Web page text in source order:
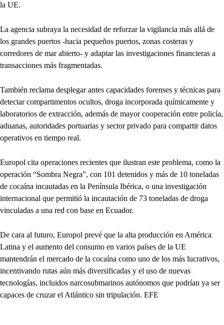
la UE.
La agencia subraya la necesidad de reforzar la vigilancia más allá de
los grandes puertos -hacia pequeños puertos, zonas costeras y
corredores de mar abierto- y adaptar las investigaciones financieras a
transacciones más fragmentadas.
También reclama desplegar antes capacidades forenses y técnicas para
detectar compartimentos ocultos, droga incorporada químicamente y
laboratorios de extracción, además de mayor cooperación entre policía,
aduanas, autoridades portuarias y sector privado para compartir datos
operativos en tiempo real.
Europol cita operaciones recientes que ilustran este problema, como la
operación “Sombra Negra”, con 101 detenidos y más de 10 toneladas
de cocaína incautadas en la Península Ibérica, o una investigación
internacional que permitió la incautación de 73 toneladas de droga
vinculadas a una red con base en Ecuador.
De cara al futuro, Europol prevé que la alta producción en América
Latina y el aumento del consumo en varios países de la UE
mantendrán el mercado de la cocaína como uno de los más lucrativos,
incentivando rutas aún más diversificadas y el uso de nuevas
tecnologías, incluidos narcosubmarinos autónomos que podrían ya ser
capaces de cruzar el Atlántico sin tripulación. EFE